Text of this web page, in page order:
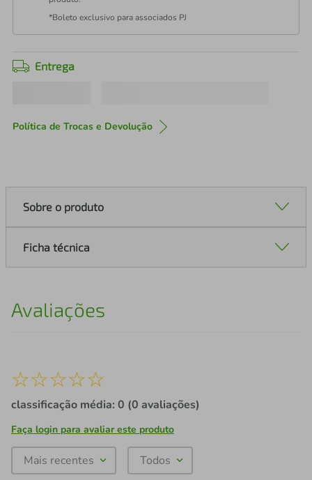
*Boleto exclusivo para associados PJ
Entrega
Política de Trocas e Devolução
Sobre o produto
Ficha técnica
Avaliações
☆☆☆☆☆
classificação média: 0 (0 avaliações)
Faça login para avaliar este produto
Mais recentes Todos